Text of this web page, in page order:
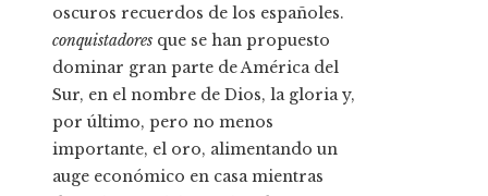
oscuros recuerdos de los españoles.
conquistadores que se han propuesto
dominar gran parte de América del
Sur, en el nombre de Dios, la gloria y,
por último, pero no menos
importante, el oro, alimentando un
auge económico en casa mientras